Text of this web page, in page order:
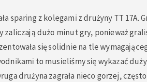
sparing z kolegami z drużyny TT 17A.
zaliczają dużo minut gry, ponieważ
się solidnie na tle
to musieliśmy się wykazać
drużyna zagrała nieco gorzej, często